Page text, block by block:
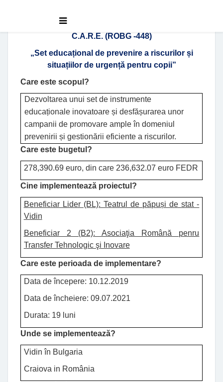
C.A.R.E. (ROBG -448)
„Set educațional de prevenire a riscurilor și
situațiilor de urgență pentru copii”
Care este scopul?
Dezvoltarea unui set de instrumente
educaționale inovatoare și desfășurarea unor
campanii de promovare ample în domeniul
prevenirii și gestionării eficiente a riscurilor.
Care este bugetul?
278,390.69 euro, din care 236,632.07 euro FEDR
Cine implementează proiectul?
Beneficiar Lider (BL): Teatrul de păpuși de stat -
Vidin
Beneficiar 2 (B2): Asociaţia Română penru
Transfer Tehnologic şi Inovare
Care este perioada de implementare?
Data de începere: 10.12.2019
Data de încheiere: 09.07.2021
Durata: 19 luni
Unde se implementează?
Vidin în Bulgaria
Craiova in România